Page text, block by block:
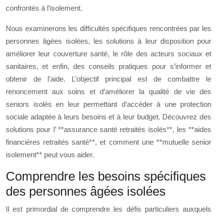
confrontés à l’isolement.
Nous examinerons les difficultés spécifiques rencontrées par les
personnes âgées isolées, les solutions à leur disposition pour
améliorer leur couverture santé, le rôle des acteurs sociaux et
sanitaires, et enfin, des conseils pratiques pour s’informer et
obtenir de l’aide. L’objectif principal est de combattre le
renoncement aux soins et d’améliorer la qualité de vie des
seniors isolés en leur permettant d’accéder à une protection
sociale adaptée à leurs besoins et à leur budget. Découvrez des
solutions pour l’ **assurance santé retraités isolés**, les **aides
financières retraités santé**, et comment une **mutuelle senior
isolement** peut vous aider.
Comprendre les besoins spécifiques
des personnes âgées isolées
Il est primordial de comprendre les défis particuliers auxquels